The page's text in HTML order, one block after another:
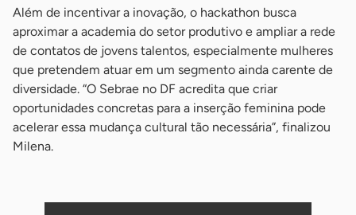
Além de incentivar a inovação, o hackathon busca
aproximar a academia do setor produtivo e ampliar a rede
de contatos de jovens talentos, especialmente mulheres
que pretendem atuar em um segmento ainda carente de
diversidade. “O Sebrae no DF acredita que criar
oportunidades concretas para a inserção feminina pode
acelerar essa mudança cultural tão necessária”, finalizou
Milena.